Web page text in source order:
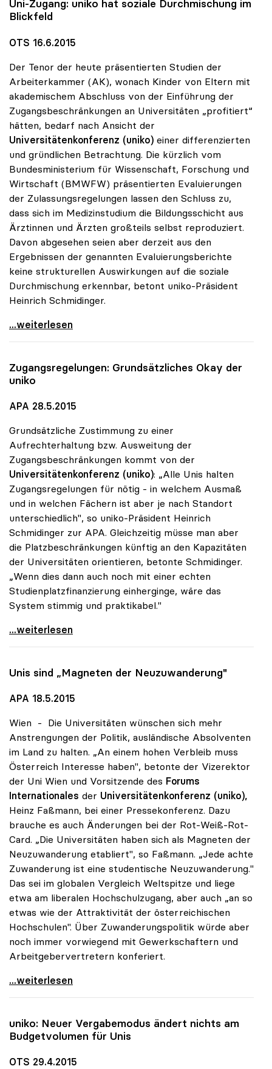
Uni-Zugang: uniko hat soziale Durchmischung im
Blickfeld
OTS 16.6.2015
Der Tenor der heute präsentierten Studien der
Arbeiterkammer (AK), wonach Kinder von Eltern mit
akademischem Abschluss von der Einführung der
Zugangsbeschränkungen an Universitäten „profitiert“
hätten, bedarf nach Ansicht der
Universitätenkonferenz (uniko) einer differenzierten
und gründlichen Betrachtung. Die kürzlich vom
Bundesministerium für Wissenschaft, Forschung und
Wirtschaft (BMWFW) präsentierten Evaluierungen
der Zulassungsregelungen lassen den Schluss zu,
dass sich im Medizinstudium die Bildungsschicht aus
Ärztinnen und Ärzten großteils selbst reproduziert.
Davon abgesehen seien aber derzeit aus den
Ergebnissen der genannten Evaluierungsberichte
keine strukturellen Auswirkungen auf die soziale
Durchmischung erkennbar, betont uniko-Präsident
Heinrich Schmidinger.
Uni-Zugang: uniko hat soziale Durchmischung im
...weiterlesen
Zugangsregelungen: Grundsätzliches Okay der
uniko
APA 28.5.2015
Grundsätzliche Zustimmung zu einer
Aufrechterhaltung bzw. Ausweitung der
Zugangsbeschränkungen kommt von der
Universitätenkonferenz (uniko): „Alle Unis halten
Zugangsregelungen für nötig - in welchem Ausmaß
und in welchen Fächern ist aber je nach Standort
unterschiedlich", so uniko-Präsident Heinrich
Schmidinger zur APA. Gleichzeitig müsse man aber
die Platzbeschränkungen künftig an den Kapazitäten
der Universitäten orientieren, betonte Schmidinger.
„Wenn dies dann auch noch mit einer echten
Studienplatzfinanzierung einherginge, wäre das
System stimmig und praktikabel."
Zugangsregelungen: Grundsätzliches Okay der uniko
...weiterlesen
Unis sind „Magneten der Neuzuwanderung"
APA 18.5.2015
Wien - Die Universitäten wünschen sich mehr
Anstrengungen der Politik, ausländische Absolventen
im Land zu halten. „An einem hohen Verbleib muss
Österreich Interesse haben", betonte der Vizerektor
der Uni Wien und Vorsitzende des Forums
Internationales der Universitätenkonferenz (uniko),
Heinz Faßmann, bei einer Pressekonferenz. Dazu
brauche es auch Änderungen bei der Rot-Weiß-Rot-
Card. „Die Universitäten haben sich als Magneten der
Neuzuwanderung etabliert", so Faßmann. „Jede achte
Zuwanderung ist eine studentische Neuzuwanderung."
Das sei im globalen Vergleich Weltspitze und liege
etwa am liberalen Hochschulzugang, aber auch „an so
etwas wie der Attraktivität der österreichischen
Hochschulen". Über Zuwanderungspolitik würde aber
noch immer vorwiegend mit Gewerkschaftern und
Arbeitgebervertretern konferiert.
Unis sind „Magneten der Neuzuwanderung\"
...weiterlesen
uniko: Neuer Vergabemodus ändert nichts am
Budgetvolumen für Unis
OTS 29.4.2015